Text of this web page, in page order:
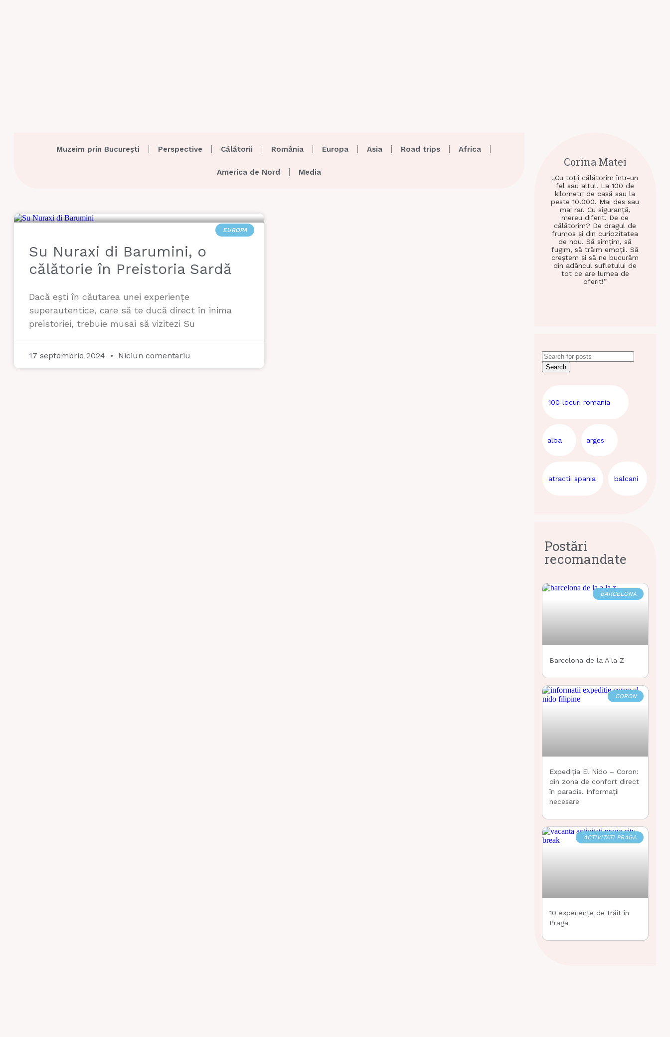
Muzeim prin București Perspective Călătorii România Europa Asia Road trips Africa
America de Nord Media
EUROPA
Su Nuraxi di Barumini, o
călătorie în Preistoria Sardă
Dacă ești în căutarea unei experiențe
superautentice, care să te ducă direct în inima
preistoriei, trebuie musai să vizitezi Su
17 septembrie 2024 Niciun comentariu
Corina Matei
„Cu toții călătorim într-un
fel sau altul. La 100 de
kilometri de casă sau la
peste 10.000. Mai des sau
mai rar. Cu siguranță,
mereu diferit. De ce
călătorim? De dragul de
frumos și din curiozitatea
de nou. Să simțim, să
fugim, să trăim emoții. Să
creștem și să ne bucurăm
din adâncul sufletului de
tot ce are lumea de
oferit!”
Search
100 locuri romania
alba arges
atractii spania balcani
Postări
recomandate
BARCELONA
Barcelona de la A la Z
CORON
Expediția El Nido – Coron:
din zona de confort direct
în paradis. Informații
necesare
ACTIVITATI PRAGA
10 experiențe de trăit în
Praga